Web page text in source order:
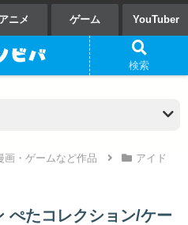
アニメ ゲーム YouTuber
画・ゲームなど作品
アイド
ぺたコレクション/ケー
検索